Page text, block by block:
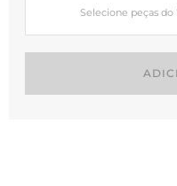
Selecione peças do